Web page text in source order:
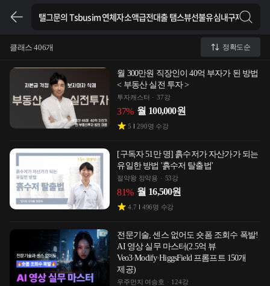
클래스 406개 정확도순
월 300만원 직장인이 40억 부자가 된 방법
< 부동산 실전 투자 >
투자캐스터 37강
37% 월 100,000원
5 290명 수강
[구독자 51만 명] 흙수저가 자산가가 되는
유일한 방법 '흙수저 탈출법'
절약왕 정약용 53강
81% 월 16,500원
4.7 496명 수강
전문기술, 센스 없어도 숏폼 조회수 폭발!
AI 영상 실무 마스터(2.5억 뷰
Veo3·Modify·HiggsField 프롬프트 150개
제공)
우주먼지 여승호 124강